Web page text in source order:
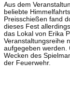
Aus dem
beliebte
Preisschießen fand
dieses Fest
das Lokal von Erika
Veranstaltungsreihe
aufgegeben werden.
Wecken des
der Feuerwehr.